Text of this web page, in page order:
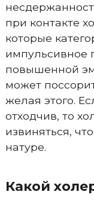
при контакте
которые
импульсивное
повышенной
может
желая этого.
отходчив, то
извиняться,
натуре.
Какой